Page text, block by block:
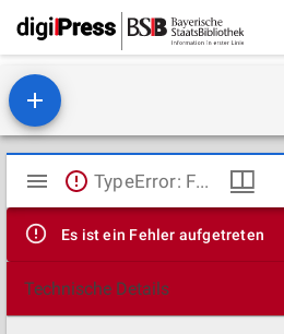
Mirador
Viewer
TypeError: Failed to fetch
Es ist ein Fehler aufgetreten
Technische Details